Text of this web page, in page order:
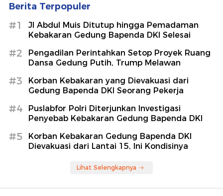
Berita Terpopuler
#1
Jl Abdul Muis Ditutup hingga Pemadaman
Kebakaran Gedung Bapenda DKI Selesai
#2
Pengadilan Perintahkan Setop Proyek Ruang
Dansa Gedung Putih, Trump Melawan
#3
Korban Kebakaran yang Dievakuasi dari
Gedung Bapenda DKI Seorang Pekerja
#4
Puslabfor Polri Diterjunkan Investigasi
Penyebab Kebakaran Gedung Bapenda DKI
#5
Korban Kebakaran Gedung Bapenda DKI
Dievakuasi dari Lantai 15, Ini Kondisinya
Lihat Selengkapnya